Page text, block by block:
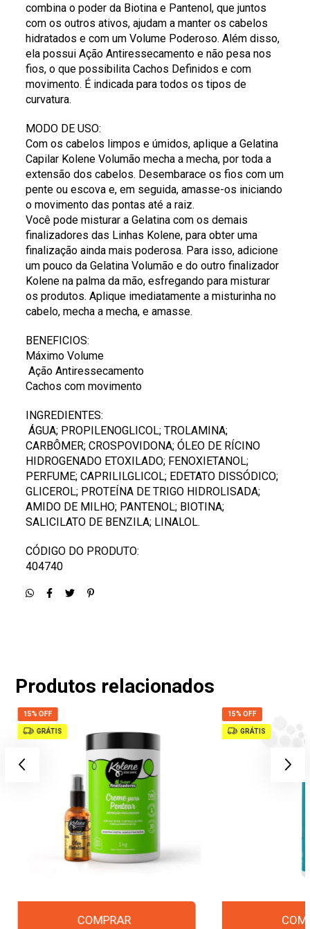
combina o poder da Biotina e Pantenol, que juntos
com os outros ativos, ajudam a manter os cabelos
hidratados e com um Volume Poderoso. Além disso,
ela possui Ação Antiressecamento e não pesa nos
fios, o que possibilita Cachos Definidos e com
movimento. É indicada para todos os tipos de
curvatura.
MODO DE USO:
Com os cabelos limpos e úmidos, aplique a Gelatina
Capilar Kolene Volumão mecha a mecha, por toda a
extensão dos cabelos. Desembarace os fios com um
pente ou escova e, em seguida, amasse-os iniciando
o movimento das pontas até a raiz.
Você pode misturar a Gelatina com os demais
finalizadores das Linhas Kolene, para obter uma
finalização ainda mais poderosa. Para isso, adicione
um pouco da Gelatina Volumão e do outro finalizador
Kolene na palma da mão, esfregando para misturar
os produtos. Aplique imediatamente a misturinha no
cabelo, mecha a mecha, e amasse.
BENEFICIOS:
Máximo Volume
Ação Antiressecamento
Cachos com movimento
INGREDIENTES:
ÁGUA; PROPILENOGLICOL; TROLAMINA;
CARBÔMER; CROSPOVIDONA; ÓLEO DE RÍCINO
HIDROGENADO ETOXILADO; FENOXIETANOL;
PERFUME; CAPRILILGLICOL; EDETATO DISSÓDICO;
GLICEROL; PROTEÍNA DE TRIGO HIDROLISADA;
AMIDO DE MILHO; PANTENOL; BIOTINA;
SALICILATO DE BENZILA; LINALOL.
CÓDIGO DO PRODUTO:
404740
Produtos relacionados
GRÁTIS
15% OFF
GRÁTIS
15% OFF